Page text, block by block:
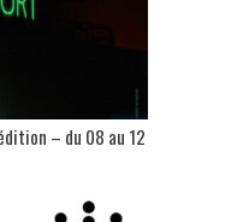
– du 08 au 12